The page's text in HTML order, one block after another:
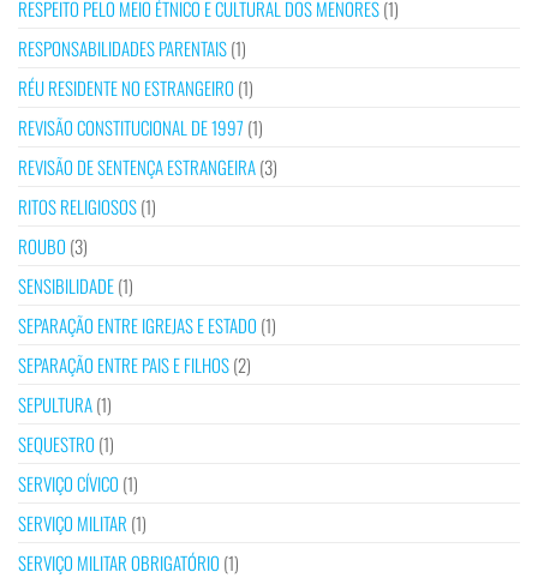
RESPEITO PELO MEIO ÉTNICO E CULTURAL DOS MENORES(1)
RESPONSABILIDADES PARENTAIS(1)
RÉU RESIDENTE NO ESTRANGEIRO (1)
REVISÃO CONSTITUCIONAL DE 1997 (1)
REVISÃO DE SENTENÇA ESTRANGEIRA(3)
RITOS RELIGIOSOS(1)
ROUBO (3)
SENSIBILIDADE(1)
SEPARAÇÃO ENTRE IGREJAS E ESTADO (1)
SEPARAÇÃO ENTRE PAIS E FILHOS(2)
SEPULTURA(1)
SEQUESTRO (1)
SERVIÇO CÍVICO (1)
SERVIÇO MILITAR (1)
SERVIÇO MILITAR OBRIGATÓRIO (1)